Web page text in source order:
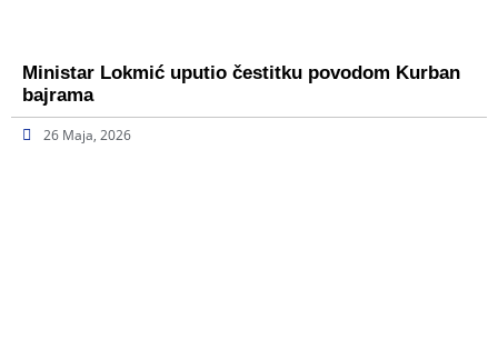
Ministar Lokmić uputio čestitku povodom Kurban
bajrama
26 Maja, 2026